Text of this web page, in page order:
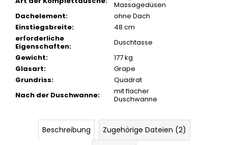
Massagedüsen
Dachelement:
ohne Dach
Einstiegsbreite:
48 cm
erforderliche
Eigenschaften:
Duschtasse
Gewicht:
177 kg
Glasart:
Grape
Grundriss:
Quadrat
Nach der Duschwanne:
mit flacher
Duschwanne
Beschreibung
Zugehörige Dateien (2)